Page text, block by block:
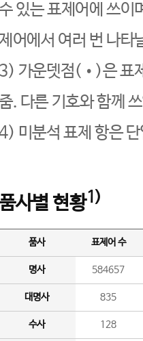
있는 표제어에 쓰이
어에서 여러 번 나타
3) 가운뎃점(•)은 표
. 다른 기호와 함께
미분석 표제 항은
사별 현황1)
품사 표제어 수
명사 584657
대명사 835
수사 128